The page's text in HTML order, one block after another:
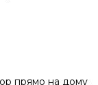
прямо на дому